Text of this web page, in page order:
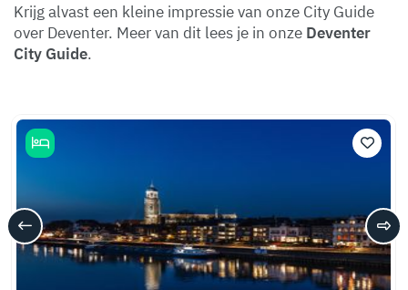
Krijg alvast een kleine impressie van onze City Guide
over Deventer. Meer van dit lees je in onze Deventer
City Guide.